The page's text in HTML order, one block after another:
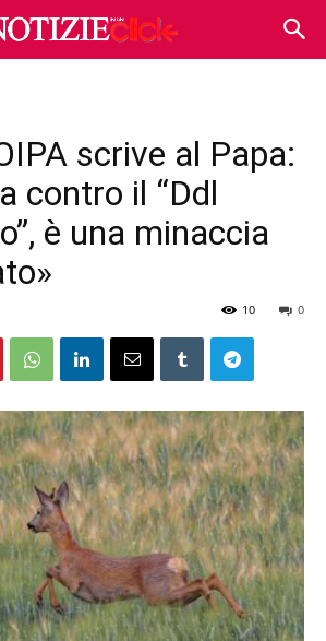
scrive al Papa:
contro il “Ddl
è una minaccia
0
10